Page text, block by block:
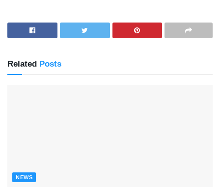
Related Posts
NEWS